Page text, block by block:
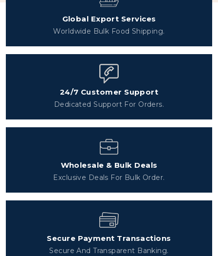
Global Export Services
Worldwide Bulk Food Shipping.
24/7 Customer Support
Dedicated Support For Orders.
Wholesale & Bulk Deals
Exclusive Deals For Bulk Order.
Secure Payment Transactions
Secure And Transparent Banking.